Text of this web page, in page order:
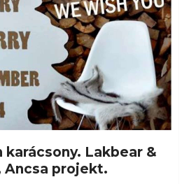
karácsony. Lakbear &
Ancsa projekt.